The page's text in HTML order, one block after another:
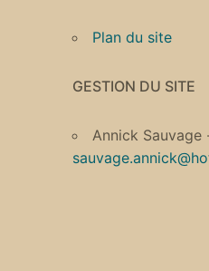
Plan du site
GESTION DU SITE
Annick Sauvage